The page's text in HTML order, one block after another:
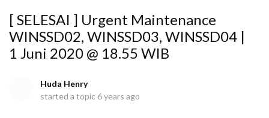
[ SELESAI ] Urgent Maintenance
WINSSD02, WINSSD03, WINSSD04 |
1 Juni 2020 @ 18.55 WIB
Huda Henry
started a topic 6 years ago